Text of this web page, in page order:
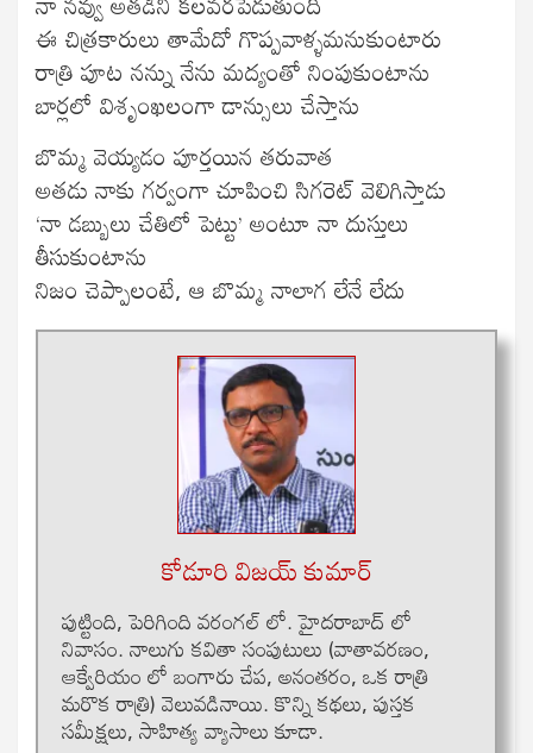
ఈ చిత్రకారులు తామేదో గొప్పవాళ్ళమనుకుంటారు
రాత్రి పూట నన్ను నేను మద్యంతో నింపుకుంటాను
బార్లలో విశృంఖలంగా డాన్సులు చేస్తాను
బొమ్మ వెయ్యడం పూర్తయిన తరువాత
అతడు నాకు గర్వంగా చూపించి సిగరెట్ వెలిగిస్తాడు
‘నా డబ్బులు చేతిలో పెట్టు’ అంటూ నా దుస్తులు
తీసుకుంటాను
నిజం చెప్పాలంటే, ఆ బొమ్మ నాలాగ లేనే లేదు
కోడూరి విజయ్ కుమార్
పుట్టింది, పెరిగింది వరంగల్ లో. హైదరాబాద్ లో
నివాసం. నాలుగు కవితా సంపుటులు (వాతావరణం,
ఆక్వేరియం లో బంగారు చేప, అనంతరం, ఒక రాత్రి
మరొక రాత్రి) వెలువడినాయి. కొన్ని కథలు, పుస్తక
సమీక్షలు, సాహిత్య వ్యాసాలు కూడా.